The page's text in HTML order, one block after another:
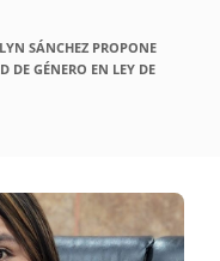
SÁNCHEZ PROPONE
DE GÉNERO EN LEY DE